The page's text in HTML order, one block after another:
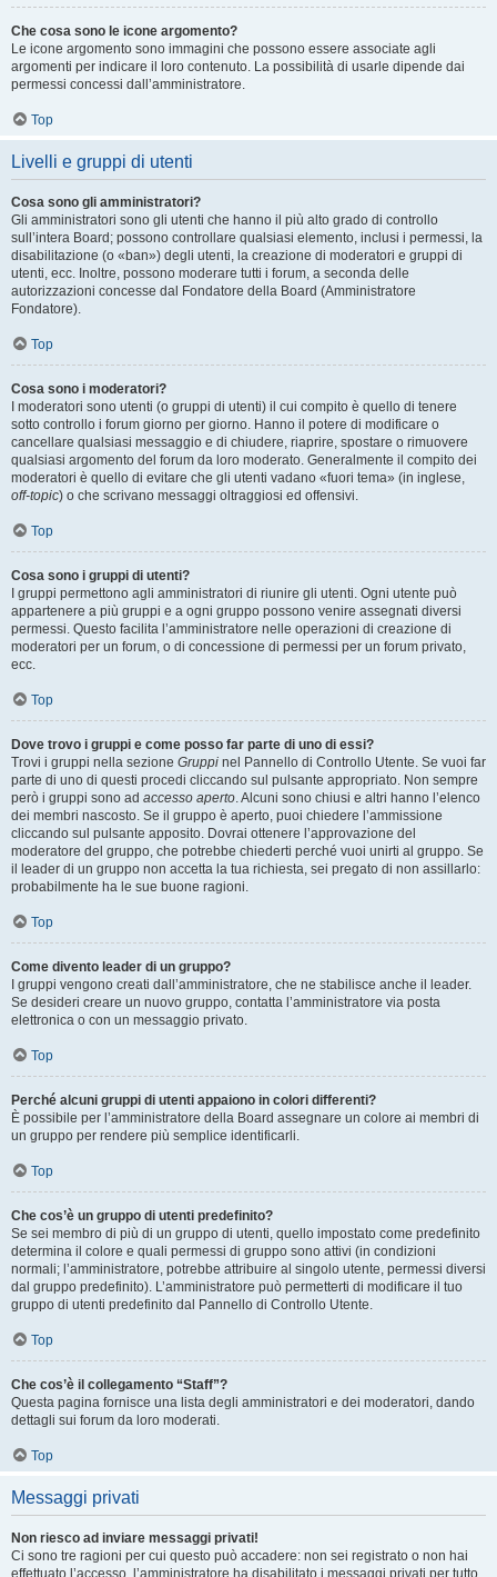
Che cosa sono le icone argomento?
Le icone argomento sono immagini che possono essere associate agli
argomenti per indicare il loro contenuto. La possibilità di usarle dipende dai
permessi concessi dall’amministratore.
Top
Livelli e gruppi di utenti
Cosa sono gli amministratori?
Gli amministratori sono gli utenti che hanno il più alto grado di controllo
sull’intera Board; possono controllare qualsiasi elemento, inclusi i permessi, la
disabilitazione (o «ban») degli utenti, la creazione di moderatori e gruppi di
utenti, ecc. Inoltre, possono moderare tutti i forum, a seconda delle
autorizzazioni concesse dal Fondatore della Board (Amministratore
Fondatore).
Top
Cosa sono i moderatori?
I moderatori sono utenti (o gruppi di utenti) il cui compito è quello di tenere
sotto controllo i forum giorno per giorno. Hanno il potere di modificare o
cancellare qualsiasi messaggio e di chiudere, riaprire, spostare o rimuovere
qualsiasi argomento del forum da loro moderato. Generalmente il compito dei
moderatori è quello di evitare che gli utenti vadano «fuori tema» (in inglese,
off-topic) o che scrivano messaggi oltraggiosi ed offensivi.
Top
Cosa sono i gruppi di utenti?
I gruppi permettono agli amministratori di riunire gli utenti. Ogni utente può
appartenere a più gruppi e a ogni gruppo possono venire assegnati diversi
permessi. Questo facilita l’amministratore nelle operazioni di creazione di
moderatori per un forum, o di concessione di permessi per un forum privato,
ecc.
Top
Dove trovo i gruppi e come posso far parte di uno di essi?
Trovi i gruppi nella sezione Gruppi nel Pannello di Controllo Utente. Se vuoi far
parte di uno di questi procedi cliccando sul pulsante appropriato. Non sempre
però i gruppi sono ad accesso aperto. Alcuni sono chiusi e altri hanno l’elenco
dei membri nascosto. Se il gruppo è aperto, puoi chiedere l’ammissione
cliccando sul pulsante apposito. Dovrai ottenere l’approvazione del
moderatore del gruppo, che potrebbe chiederti perché vuoi unirti al gruppo. Se
il leader di un gruppo non accetta la tua richiesta, sei pregato di non assillarlo:
probabilmente ha le sue buone ragioni.
Top
Come divento leader di un gruppo?
I gruppi vengono creati dall’amministratore, che ne stabilisce anche il leader.
Se desideri creare un nuovo gruppo, contatta l’amministratore via posta
elettronica o con un messaggio privato.
Top
Perché alcuni gruppi di utenti appaiono in colori differenti?
È possibile per l’amministratore della Board assegnare un colore ai membri di
un gruppo per rendere più semplice identificarli.
Top
Che cos’è un gruppo di utenti predefinito?
Se sei membro di più di un gruppo di utenti, quello impostato come predefinito
determina il colore e quali permessi di gruppo sono attivi (in condizioni
normali; l’amministratore, potrebbe attribuire al singolo utente, permessi diversi
dal gruppo predefinito). L’amministratore può permetterti di modificare il tuo
gruppo di utenti predefinito dal Pannello di Controllo Utente.
Top
Che cos’è il collegamento “Staff”?
Questa pagina fornisce una lista degli amministratori e dei moderatori, dando
dettagli sui forum da loro moderati.
Top
Messaggi privati
Non riesco ad inviare messaggi privati!
Ci sono tre ragioni per cui questo può accadere: non sei registrato o non hai
effettuato l’accesso, l’amministratore ha disabilitato i messaggi privati per tutto